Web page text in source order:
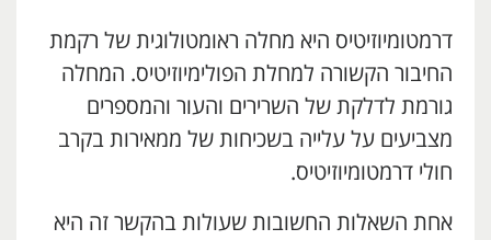
דרמטומיוזיטיס היא מחלה ראומטולוגית של רקמת
החיבור הקשורה למחלת הפולימיוזיטיס. המחלה
גורמת לדלקת של השרירים והעור והמספרים
מצביעים על עלייה בשכיחות של ממאירות בקרב
חולי דרמטומיוזיטיס.
אחת השאלות החשובות שעולות בהקשר זה היא